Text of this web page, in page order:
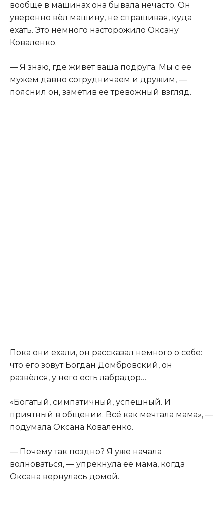
вообще в машинах она бывала нечасто. Он
уверенно вёл машину, не спрашивая, куда
ехать. Это немного насторожило Оксану
Коваленко.
— Я знаю, где живёт ваша подруга. Мы с её
мужем давно сотрудничаем и дружим, —
пояснил он, заметив её тревожный взгляд.
Пока они ехали, он рассказал немного о себе:
что его зовут Богдан Домбровский, он
развёлся, у него есть лабрадор…
«Богатый, симпатичный, успешный. И
приятный в общении. Всё как мечтала мама», —
подумала Оксана Коваленко.
— Почему так поздно? Я уже начала
волноваться, — упрекнула её мама, когда
Оксана вернулась домой.